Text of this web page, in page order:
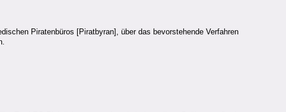
Piratenbüros [Piratbyran], über das bevorstehende Verfahren